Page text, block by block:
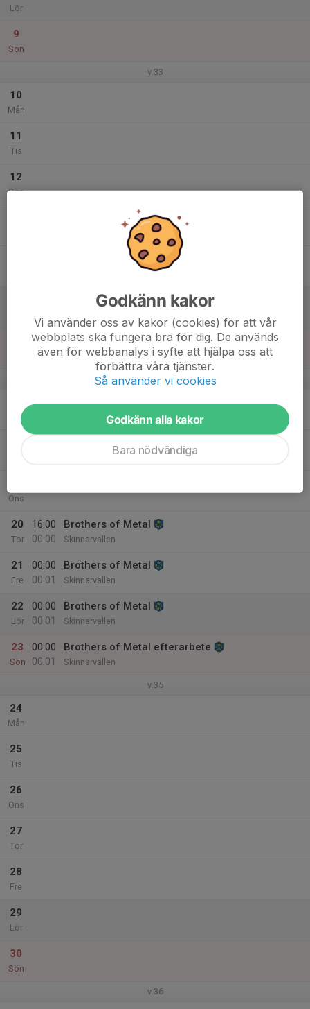
Lör
9
Sön
v.33
10
Mån
11
Tis
12
Ons
v.34
Mån
Ons
20
Tor
16:00
00:00
Brothers of Metal
Skinnarvallen
21
Fre
00:00
00:01
Brothers of Metal
Skinnarvallen
22
Lör
00:00
00:01
Brothers of Metal
Skinnarvallen
23
Sön
00:00
00:01
Brothers of Metal efterarbete
Skinnarvallen
v.35
24
Mån
25
Tis
26
Ons
27
Tor
28
Fre
29
Lör
30
Sön
v.36
Godkänn kakor
Vi använder oss av kakor (cookies) för att vår
webbplats ska fungera bra för dig. De används
även för webbanalys i syfte att hjälpa oss att
förbättra våra tjänster.
Så använder vi cookies
Godkänn alla kakor
Bara nödvändiga